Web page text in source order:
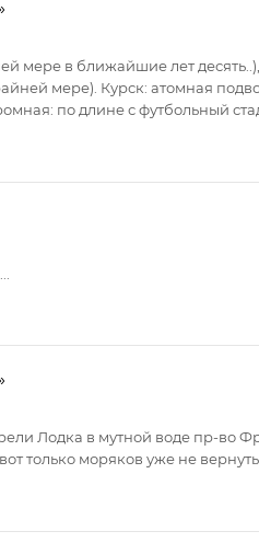
мере в ближайшие лет
мере). Курск: атомная
по длине с футбольный
Лодка в мутной воде пр-во
только моряков уже не